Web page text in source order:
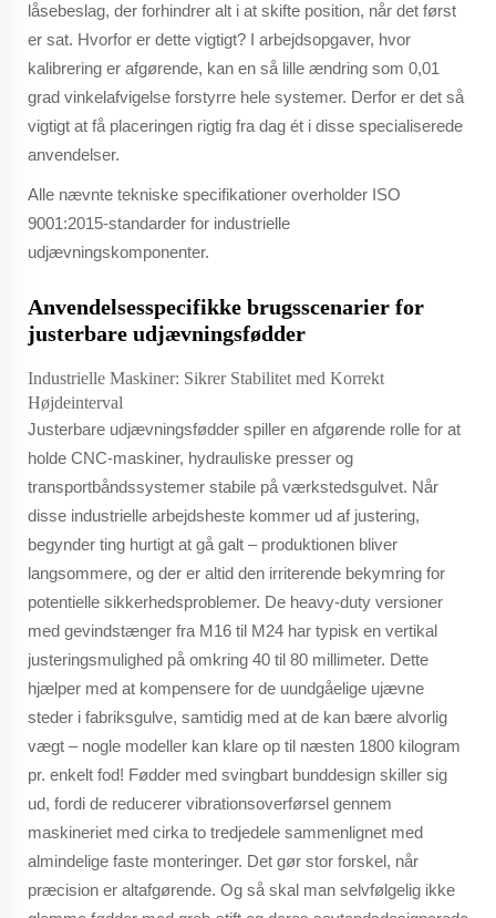
låsebeslag, der forhindrer alt i at skifte position, når det først
er sat. Hvorfor er dette vigtigt? I arbejdsopgaver, hvor
kalibrering er afgørende, kan en så lille ændring som 0,01
grad vinkelafvigelse forstyrre hele systemer. Derfor er det så
vigtigt at få placeringen rigtig fra dag ét i disse specialiserede
anvendelser.
Alle nævnte tekniske specifikationer overholder ISO
9001:2015-standarder for industrielle
udjævningskomponenter.
Anvendelsesspecifikke brugsscenarier for
justerbare udjævningsfødder
Industrielle Maskiner: Sikrer Stabilitet med Korrekt
Højdeinterval
Justerbare udjævningsfødder spiller en afgørende rolle for at
holde CNC-maskiner, hydrauliske presser og
transportbåndssystemer stabile på værkstedsgulvet. Når
disse industrielle arbejdsheste kommer ud af justering,
begynder ting hurtigt at gå galt – produktionen bliver
langsommere, og der er altid den irriterende bekymring for
potentielle sikkerhedsproblemer. De heavy-duty versioner
med gevindstænger fra M16 til M24 har typisk en vertikal
justeringsmulighed på omkring 40 til 80 millimeter. Dette
hjælper med at kompensere for de uundgåelige ujævne
steder i fabriksgulve, samtidig med at de kan bære alvorlig
vægt – nogle modeller kan klare op til næsten 1800 kilogram
pr. enkelt fod! Fødder med svingbart bunddesign skiller sig
ud, fordi de reducerer vibrationsoverførsel gennem
maskineriet med cirka to tredjedele sammenlignet med
almindelige faste monteringer. Det gør stor forskel, når
præcision er altafgørende. Og så skal man selvfølgelig ikke